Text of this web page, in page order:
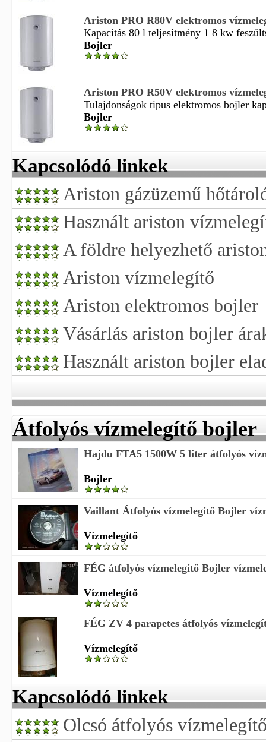
Ariston PRO R80V elektromos
Kapacitás 80 l teljesítmény 1 8 kw
Bojler
Ariston PRO R50V elektromos
Tulajdonságok tipus elektromos bojler
Bojler
Kapcsolódó linkek
Ariston gázüzemű
Használt ariston
A földre helyezhető
Ariston vízmelegítő
Ariston elektromos bojler
Vásárlás ariston bojler
Használt ariston bojler
Átfolyós vízmelegítő bojler
Hajdu FTA5 1500W 5 liter átfolyós
Bojler
Vaillant Átfolyós vízmelegítő Bojler
Vízmelegítő
FÉG átfolyós vízmelegítő Bojler
Vízmelegítő
FÉG ZV 4 parapetes átfolyós
Vízmelegítő
Kapcsolódó linkek
Olcsó átfolyós